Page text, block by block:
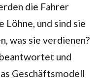
die Fahrer
Löhne, und sind sie
was sie verdienen?
und
Geschäftsmodell